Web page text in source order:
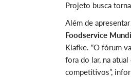
Projeto busca
Além de
Foodservice
Klafke. “O fórum
fora do lar, na
competitivos”,